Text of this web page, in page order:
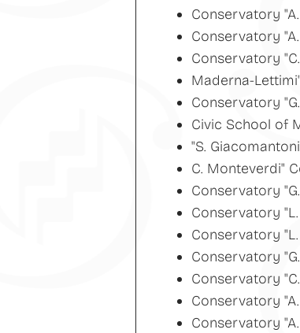
Conservatory
Conservatory
Conservatory
Maderna-
Conservatory
Civic School of
"S.
C. Monteverdi"
Conservatory
Conservatory
Conservatory
Conservatory
Conservatory
Conservatory
Conservatory